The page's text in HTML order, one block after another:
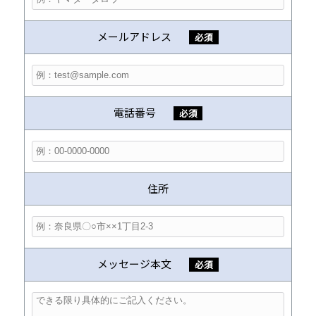
メールアドレス 必須
電話番号 必須
住所
メッセージ本文 必須